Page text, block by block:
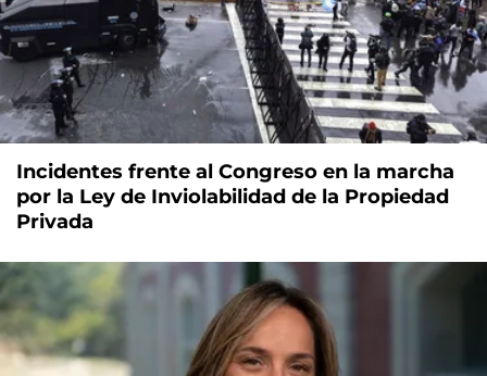
Incidentes frente al Congreso en la marcha
por la Ley de Inviolabilidad de la Propiedad
Privada